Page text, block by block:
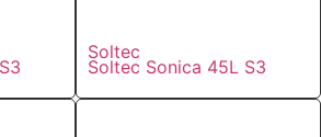
Soltec
Soltec Sonica 45L S3